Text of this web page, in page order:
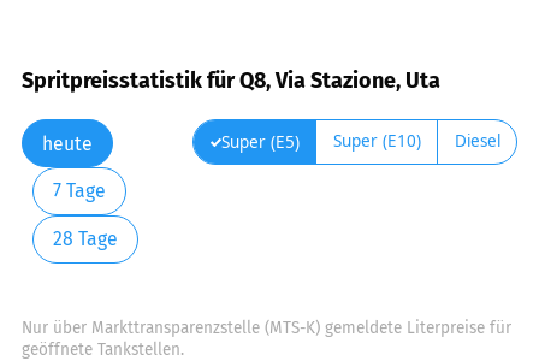
Spritpreisstatistik für Q8, Via Stazione, Uta
heute
7 Tage
28 Tage
Super (E5) Super (E10) Diesel
Nur über Markttransparenzstelle (MTS-K) gemeldete Literpreise für
geöffnete Tankstellen.